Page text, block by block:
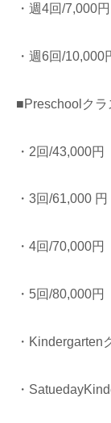
・週4回/7,000円
・週6回/10,000
■Preschoolク
・2回/43,000円
・3回/61,000 円
・4回/70,000円
・5回/80,000円
・
・